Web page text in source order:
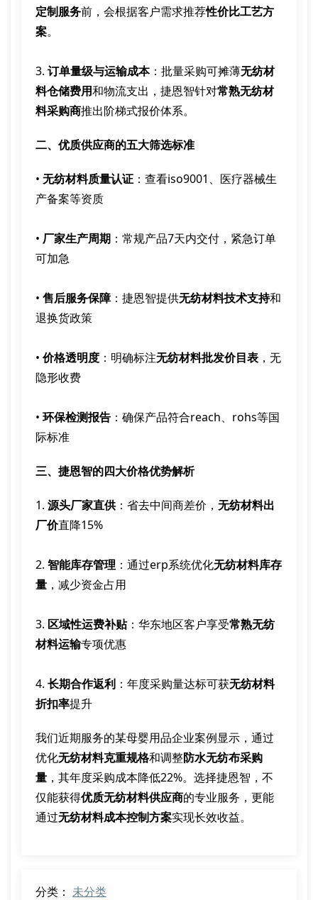
定制服务前，会根据客户需求推荐性价比工艺方
案。
3. 订单量级与运输成本：批量采购可摊薄无纺材
料仓储费用和物流支出，捷恩智针对常熟无纺材
料采购商推出阶梯式报价体系。
二、优质供应商的五大筛选标准
• 无纺材料质量认证 ：查看iso9001、医疗器械生
产备案等资质
• 厂家生产周期 ：常规产品7天内交付，紧急订单
可加急
• 售后服务保障：捷恩智提供无纺材料技术支持和
退换货政策
• 价格透明度 ：明确标注无纺材料批发价目表 ，无
隐形收费
• 环保检测报告 ：确保产品符合reach、rohs等国
际标准
三、捷恩智的四大价格优势解析
1. 源头厂家直供：省去中间商差价， 无纺材料出
厂价直降15%
2. 智能库存管理 ：通过erp系统优化无纺材料库存
量 ，减少资金占用
3. 区域性运费补贴：华东地区客户享受常熟无纺
材料运输专项优惠
4. 长期合作返利 ：年度采购量达标可获无纺材料
折扣率提升
我们近期服务的某母婴用品企业案例显示，通过
优化无纺材料克重规格和调整防水无纺布采购
量 ，其年度采购成本降低22%。选择捷恩智，不
仅能获得优质无纺材料供应商的专业服务，更能
通过无纺材料成本控制方案实现长效收益。
分类： 未分类